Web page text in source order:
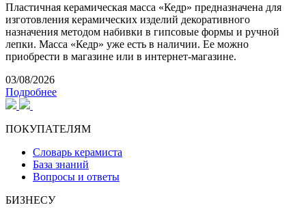
Пластичная керамическая масса «Кедр» предназначена для
изготовления керамических изделий декоративного
назначения методом набивки в гипсовые формы и ручной
лепки. Масса «Кедр» уже есть в наличии. Ее можно
приобрести в магазине или в интернет-магазине.
03/08/2026
Подробнее
ПОКУПАТЕЛЯМ
Словарь керамиста
База знаний
Вопросы и ответы
БИЗНЕСУ